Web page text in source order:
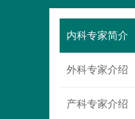
内科专家简介
外科专家介绍
产科专家介绍